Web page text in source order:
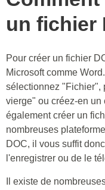
un fichier
Pour créer un fichier
Microsoft comme
sélectionnez "Fichier",
vierge" ou créez-en un
également créer un
nombreuses
DOC, il vous suffit
l'enregistrer ou de le
Il existe de